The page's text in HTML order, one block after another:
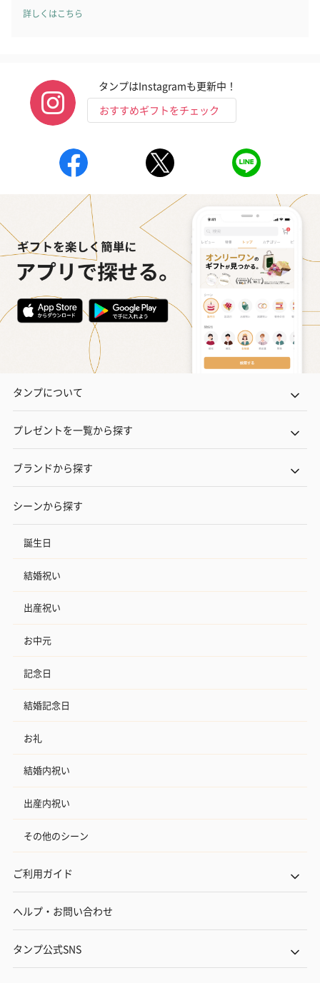
詳しくはこちら
タンプはInstagramも更新中！
おすすめギフトをチェック
タンプについて
プレゼントを一覧から探す
ブランドから探す
シーンから探す
誕生日
結婚祝い
出産祝い
お中元
記念日
結婚記念日
お礼
結婚内祝い
出産内祝い
その他のシーン
ご利用ガイド
ヘルプ・お問い合わせ
タンプ公式SNS